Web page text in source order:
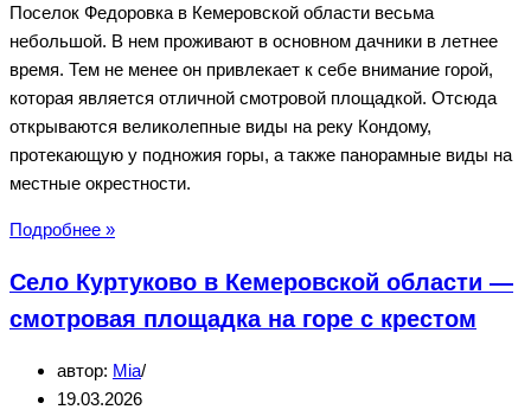
Поселок Федоровка в Кемеровской области весьма
небольшой. В нем проживают в основном дачники в летнее
время. Тем не менее он привлекает к себе внимание горой,
которая является отличной смотровой площадкой. Отсюда
открываются великолепные виды на реку Кондому,
протекающую у подножия горы, а также панорамные виды на
местные окрестности.
Подробнее »Поселок
в
Кемеровской
—
смотровая
Село Куртуково в Кемеровской области —
смотровая площадка на горе с крестом
автор: Mia
19.03.2026